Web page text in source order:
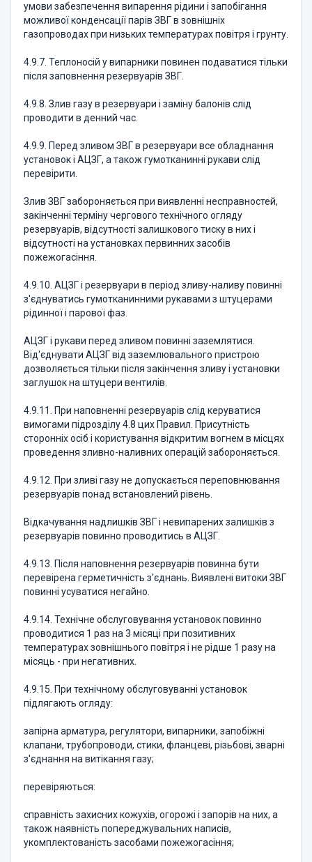
умови забезпечення випарення рідини і запобігання
можливої конденсації парів ЗВГ в зовнішніх
газопроводах при низьких температурах повітря і грунту.
4.9.7. Теплоносій у випарники повинен подаватися тільки
після заповнення резервуарів ЗВГ.
4.9.8. Злив газу в резервуари і заміну балонів слід
проводити в денний час.
4.9.9. Перед зливом ЗВГ в резервуари все обладнання
установок і АЦЗГ, а також гумотканинні рукави слід
перевірити.
Злив ЗВГ забороняється при виявленні несправностей,
закінченні терміну чергового технічного огляду
резервуарів, відсутності залишкового тиску в них і
відсутності на установках первинних засобів
пожежогасіння.
4.9.10. АЦЗГ і резервуари в період зливу-наливу повинні
з'єднуватись гумотканинними рукавами з штуцерами
рідинної і парової фаз.
АЦЗГ і рукави перед зливом повинні заземлятися.
Від'єднувати АЦЗГ від заземлювального пристрою
дозволяється тільки після закінчення зливу і установки
заглушок на штуцери вентилів.
4.9.11. При наповненні резервуарів слід керуватися
вимогами підрозділу 4.8 цих Правил. Присутність
сторонніх осіб і користування відкритим вогнем в місцях
проведення зливно-наливних операцій забороняється.
4.9.12. При зливі газу не допускається переповнювання
резервуарів понад встановлений рівень.
Відкачування надлишків ЗВГ і невипарених залишків з
резервуарів повинно проводитись в АЦЗГ.
4.9.13. Після наповнення резервуарів повинна бути
перевірена герметичність з'єднань. Виявлені витоки ЗВГ
повинні усуватися негайно.
4.9.14. Технічне обслуговування установок повинно
проводитися 1 раз на 3 місяці при позитивних
температурах зовнішнього повітря і не рідше 1 разу на
місяць - при негативних.
4.9.15. При технічному обслуговуванні установок
підлягають огляду:
запірна арматура, регулятори, випарники, запобіжні
клапани, трубопроводи, стики, фланцеві, різьбові, зварні
з'єднання на витікання газу;
перевіряються:
справність захисних кожухів, огорожі і запорів на них, а
також наявність попереджувальних написів,
укомплектованість засобами пожежогасіння;